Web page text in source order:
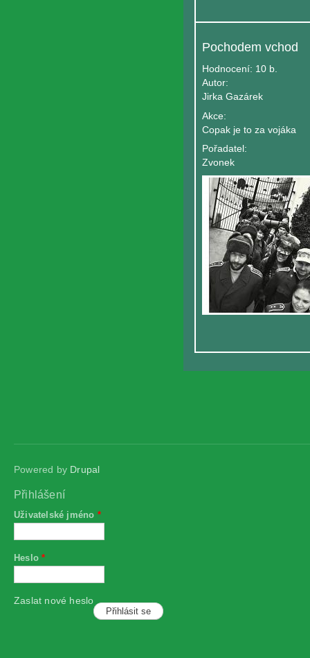
Pochodem vchod
Hodnocení: 10 b.
Autor:
Jirka Gazárek
Akce:
Copak je to za vojáka
Pořadatel:
Zvonek
Powered by Drupal
Přihlášení
Uživatelské jméno *
Heslo*
Zaslat nové heslo